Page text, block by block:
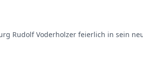
Rudolf Voderholzer feierlich in sein